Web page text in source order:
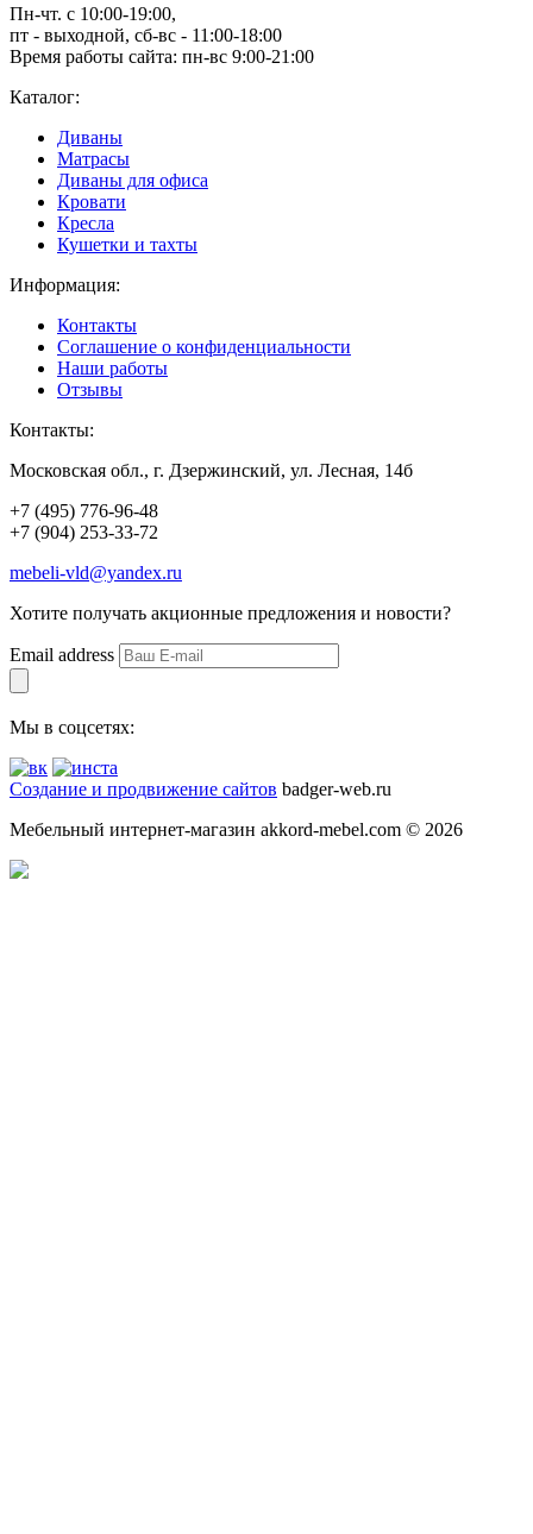
Пн-чт. с 10:00-19:00,
пт - выходной, сб-вс - 11:00-18:00
Время работы сайта: пн-вс 9:00-21:00
Каталог:
Диваны
Матрасы
Диваны для офиса
Кровати
Кресла
Кушетки и тахты
Информация:
Контакты
Соглашение о конфиденциальности
Наши работы
Отзывы
Контакты:
Московская обл., г. Дзержинский, ул. Лесная, 14б
+7 (495) 776-96-48
+7 (904) 253-33-72
mebeli-vld@yandex.ru
Хотите получать акционные предложения и новости?
Email address
Мы в соцсетях:
Создание и продвижение сайтов badger-web.ru
Мебельный интернет-магазин akkord-mebel.com © 2026